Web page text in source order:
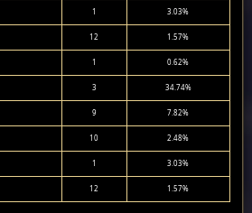
1 3.03%
12 1.57%
1 0.62%
3 34.74%
9 7.82%
10 2.48%
1 3.03%
12 1.57%